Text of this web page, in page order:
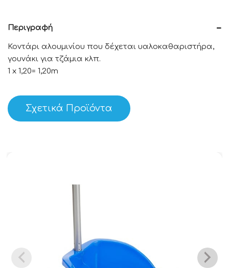
Περιγραφή
Κοντάρι αλουμινίου που δέχεται υαλοκαθαριστήρα,
γουνάκι για τζάμια κλπ.
1 x 1,20= 1,20m
Σχετικά Προϊόντα